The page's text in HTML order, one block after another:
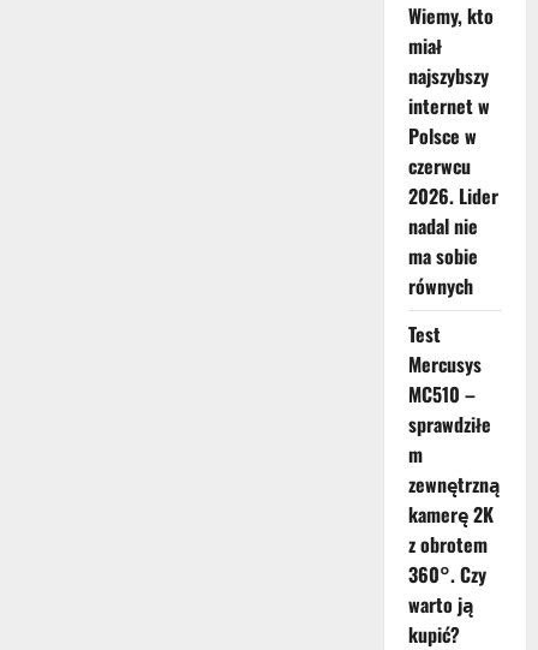
Wiemy, kto
miał
najszybszy
internet w
Polsce w
czerwcu
2026. Lider
nadal nie
ma sobie
równych
Test
Mercusys
MC510 –
sprawdziłe
m
zewnętrzną
kamerę 2K
z obrotem
360°. Czy
warto ją
kupić?